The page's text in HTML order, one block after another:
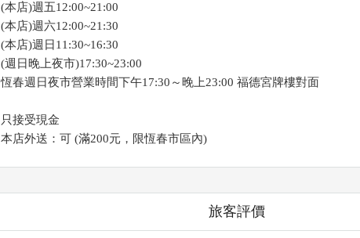
(本店)週五12:00~21:00
(本店)週六12:00~21:30
(本店)週日11:30~16:30
(週日晚上夜市)17:30~23:00
恆春週日夜市營業時間下午17:30～晚上23:00 福德宮牌樓對面
只接受現金
本店外送：可 (滿200元，限恆春市區內)
旅客評價